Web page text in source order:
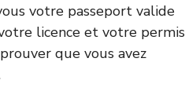
votre passeport valide
licence et votre permis
que vous avez